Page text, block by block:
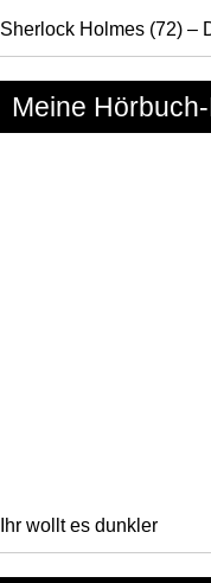
Sherlock Holmes (72) –
Meine
Ihr wollt es dunkler